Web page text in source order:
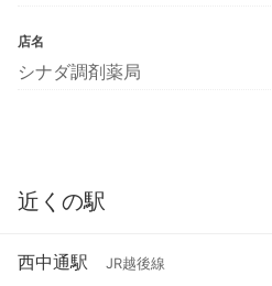
店名
シナダ調剤薬局
近くの駅
西中通駅 JR越後線